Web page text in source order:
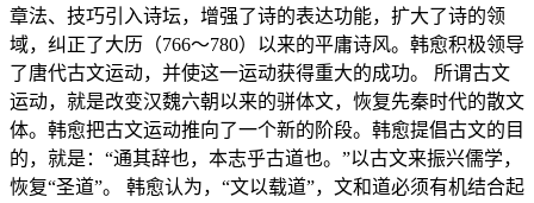
章法、技巧引入诗坛，增强了诗的表达功能，扩大了诗的领
域，纠正了大历（766～780）以来的平庸诗风。韩愈积极领导
了唐代古文运动，并使这一运动获得重大的成功。 所谓古文
运动，就是改变汉魏六朝以来的骈体文，恢复先秦时代的散文
体。韩愈把古文运动推向了一个新的阶段。韩愈提倡古文的目
的，就是：“通其辞也，本志乎古道也。”以古文来振兴儒学，
恢复“圣道”。 韩愈认为，“文以载道”，文和道必须有机结合起